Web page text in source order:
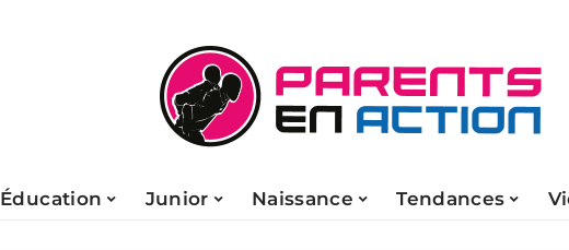
Éducation Junior Naissance Tendances